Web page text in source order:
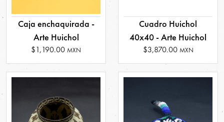
Caja enchaquirada -
Arte Huichol
$1,190.00 MXN
Cuadro Huichol
40x40 - Arte Huichol
$3,870.00 MXN